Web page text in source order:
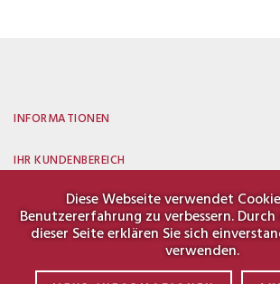
Diese Webseite verwendet
Benutzererfahrung zu verbessern.
dieser Seite erklären Sie sich
verwenden.
INFORMATIONEN
IHR KUNDENBEREICH
KONTAKT